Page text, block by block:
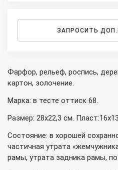
ЗАПРОСИТЬ
Фарфор, рельеф, роспись,
картон, золочение.
Марка: в тесте оттиск 68.
Размер: 28х22,3 см.
Состояние: в хорошей
частичная утрата
рамы, утрата задника рамы,